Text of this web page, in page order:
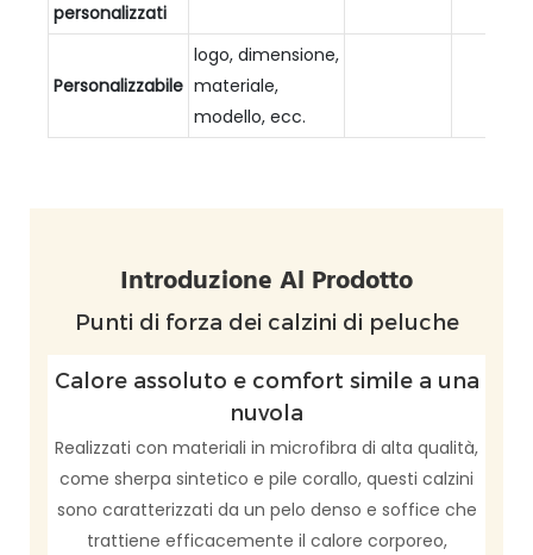
personalizzati
Personalizzabile
logo, dimensione,
materiale,
modello, ecc.
Introduzione Al Prodotto
Punti di forza dei calzini di peluche
Calore assoluto e comfort simile a una
nuvola
Realizzati con materiali in microfibra di alta qualità,
come sherpa sintetico e pile corallo, questi calzini
sono caratterizzati da un pelo denso e soffice che
trattiene efficacemente il calore corporeo,